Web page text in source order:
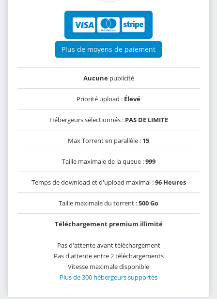
Plus de moyens de paiement
Aucunepublicité
Priorité upload : Élevé
Hébergeurs sélectionnés : PAS DE LIMITE
Max Torrent en parallèle : 15
Taille maximale de la queue :999
Temps de download et d'upload maximal :96 Heures
Taille maximale du torrent :500 Go
Téléchargement premium illimité
Pas d'attente avant téléchargement
Pas d'attente entre 2 téléchargements
Vitesse maximale disponible
Plus de 300 hébergeurs supportés